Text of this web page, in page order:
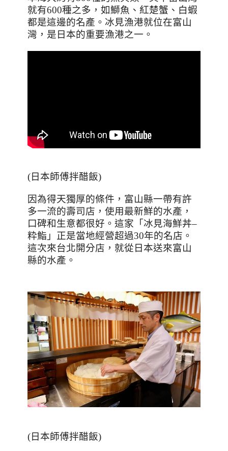
就有600種之多，如鰤魚、紅楚蟹、白蝦
都是這邊的名產。冰見漁港就位在富山
灣，是日本的重要漁港之一。
(日本師傅拌醋飯)
因為得天獨厚的條件，富山縣一帶有許
多一流的壽司店，使用最新鮮的水產，
口碑和生意都很好。這家「冰見海鮮丼–
粋鮨」正是當地經營超過30年的名店。
這次來台北開分店，就從日本送來富山
縣的水產。
(日本師傅拌醋飯)